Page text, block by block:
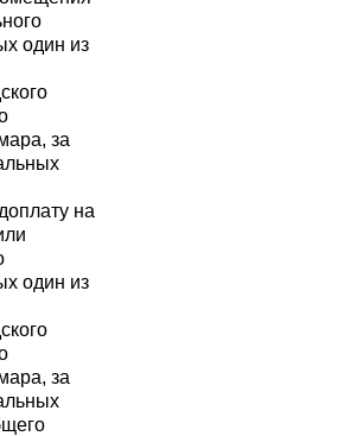
один из
за
на
один из
за